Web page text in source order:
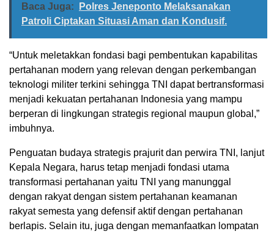
Baca Juga:
Polres Jeneponto Melaksanakan
Patroli Ciptakan Situasi Aman dan Kondusif.
“Untuk meletakkan fondasi bagi pembentukan kapabilitas
pertahanan modern yang relevan dengan perkembangan
teknologi militer terkini sehingga TNI dapat bertransformasi
menjadi kekuatan pertahanan Indonesia yang mampu
berperan di lingkungan strategis regional maupun global,”
imbuhnya.
Penguatan budaya strategis prajurit dan perwira TNI, lanjut
Kepala Negara, harus tetap menjadi fondasi utama
transformasi pertahanan yaitu TNI yang manunggal
dengan rakyat dengan sistem pertahanan keamanan
rakyat semesta yang defensif aktif dengan pertahanan
berlapis. Selain itu, juga dengan memanfaatkan lompatan